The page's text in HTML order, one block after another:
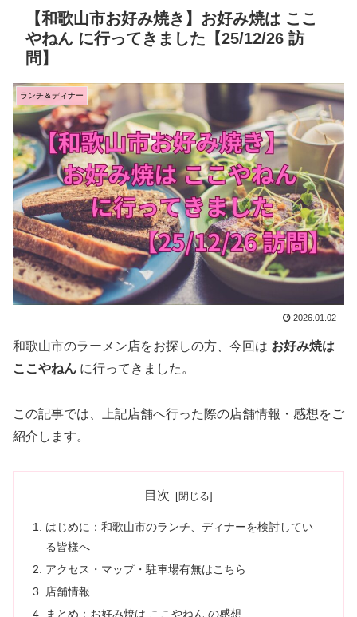
【和歌山市お好み焼き】お好み焼は ここ
やねん に行ってきました【25/12/26 訪
問】
ランチ＆ディナー
2026.01.02
和歌山市のラーメン店をお探しの方、今回は お好み焼は
ここやねん に行ってきました。
この記事では、上記店舗へ行った際の店舗情報・感想をご
紹介します。
目次
はじめに：和歌山市のランチ、ディナーを検討してい
る皆様へ
アクセス・マップ・駐車場有無はこちら
店舗情報
まとめ：お好み焼は ここやねん の感想